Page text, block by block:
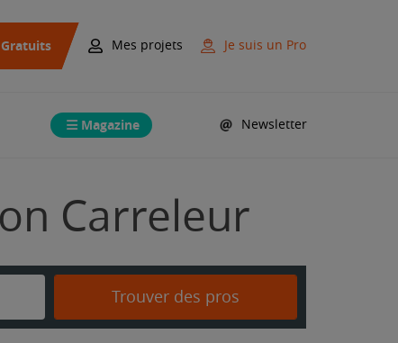
Mes projets Je suis un Pro
Magazine Newsletter
Carreleur
Trouver des pros